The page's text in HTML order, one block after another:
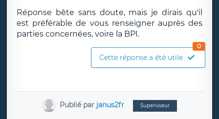
Réponse bête sans doute, mais je dirais qu'il
est préférable de vous renseigner auprès des
parties concernées, voire la BPI.
Cette réponse a été utile
0
Publié par janus2fr Superviseur